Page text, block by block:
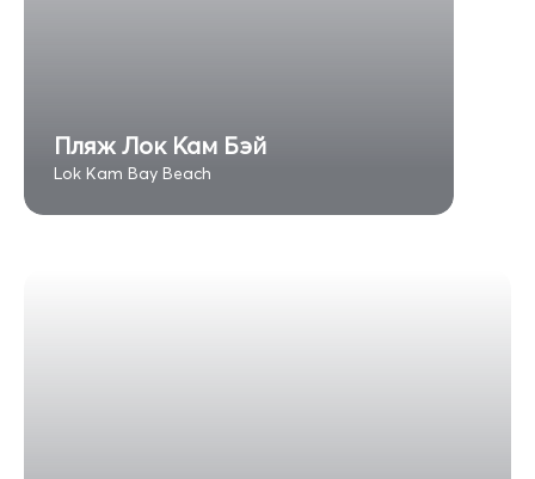
Пляж Лок Кам Бэй
Lok Kam Bay Beach